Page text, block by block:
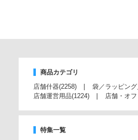
商品カテゴリ
店舗什器(2258) 袋／ラッピン
店舗運営用品(1224) 店舗・オ
特集一覧